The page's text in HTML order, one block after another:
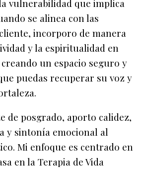
vulnerabilidad que implica
se alinea con las
incorporo de manera
y la espiritualidad en
un espacio seguro y
puedas recuperar su voz y
de posgrado, aporto calidez,
y sintonía emocional al
Mi enfoque es centrado en
en la Terapia de Vida